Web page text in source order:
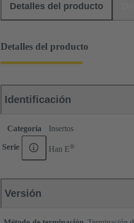
Detalles del producto
Detalles del producto
Identificación
Categoría Insertos
Serie Han E®
Versión